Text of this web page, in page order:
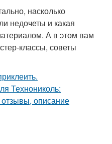
насколько
недочеты и какая
А в этом вам
классы, советы